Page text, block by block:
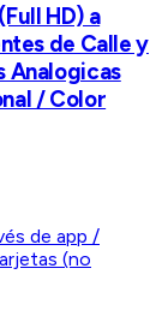
HD) a
de Calle y
Analogicas
/ Color